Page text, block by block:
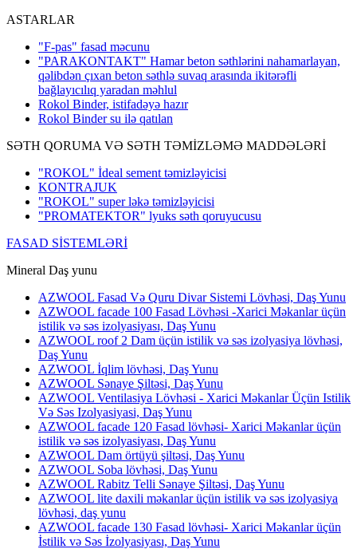
ASTARLAR
"F-pas" fasad məcunu
"PARAKONTAKT" Hamar beton səthlərini nahamarlayan,
qəlibdən çıxan beton səthlə suvaq arasında ikitərəfli
bağlayıcılıq yaradan məhlul
Rokol Binder, istifadəyə hazır
Rokol Binder su ilə qatılan
SƏTH QORUMA VƏ SƏTH TƏMİZLƏMƏ MADDƏLƏRİ
"ROKOL" İdeal sement təmizləyicisi
KONTRAJUK
"ROKOL" super ləkə təmizləyicisi
"PROMATEKTOR" lyuks səth qoruyucusu
FASAD SİSTEMLƏRİ
Mineral Daş yunu
AZWOOL Fasad Və Quru Divar Sistemi Lövhəsi, Daş Yunu
AZWOOL facade 100 Fasad Lövhəsi -Xarici Məkanlar üçün
istilik və səs izolyasiyası, Daş Yunu
AZWOOL roof 2 Dam üçün istilik və səs izolyasiya lövhəsi,
Daş Yunu
AZWOOL İqlim lövhəsi, Daş Yunu
AZWOOL Sənaye Şiltəsi, Daş Yunu
AZWOOL Ventilasiya Lövhəsi - Xarici Məkanlar Üçün Istilik
Və Səs Izolyasiyasi, Daş Yunu
AZWOOL facade 120 Fasad lövhəsi- Xarici Məkanlar üçün
istilik və səs izolyasiyası, Daş Yunu
AZWOOL Dam örtüyü şiltəsi, Daş Yunu
AZWOOL Soba lövhəsi, Daş Yunu
AZWOOL Rabitz Telli Sənaye Şiltəsi, Daş Yunu
AZWOOL lite daxili məkanlar üçün istilik və səs izolyasiya
lövhəsi, daş yunu
AZWOOL facade 130 Fasad lövhəsi- Xarici Məkanlar üçün
İstilik və Səs İzolyasiyası, Daş Yunu